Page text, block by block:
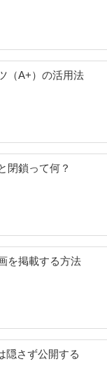
（A+）の活用法
閉鎖って何？
を掲載する方法
隠さず公開する